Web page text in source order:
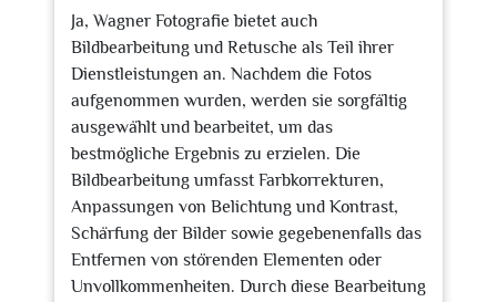
Ja, Wagner Fotografie bietet auch
Bildbearbeitung und Retusche als Teil ihrer
Dienstleistungen an. Nachdem die Fotos
aufgenommen wurden, werden sie sorgfältig
ausgewählt und bearbeitet, um das
bestmögliche Ergebnis zu erzielen. Die
Bildbearbeitung umfasst Farbkorrekturen,
Anpassungen von Belichtung und Kontrast,
Schärfung der Bilder sowie gegebenenfalls das
Entfernen von störenden Elementen oder
Unvollkommenheiten. Durch diese Bearbeitung